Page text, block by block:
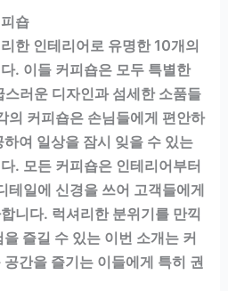
숍
한 인테리어로 유명한 10개의
. 이들 커피숍은 모두 특별한
러운 디자인과 섬세한 소품들
의 커피숍은 손님들에게 편안하
여 일상을 잠시 잊을 수 있는
. 모든 커피숍은 인테리어부터
테일에 신경을 쓰어 고객들에게
니다. 럭셔리한 분위기를 만끽
즐길 수 있는 이번 소개는 커
간을 즐기는 이들에게 특히 권